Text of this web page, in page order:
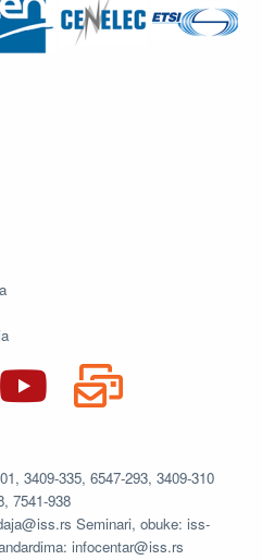
3409-335, 6547-293, 3409-310
7541-938
Seminari, obuke: iss-
infocentar@iss.rs